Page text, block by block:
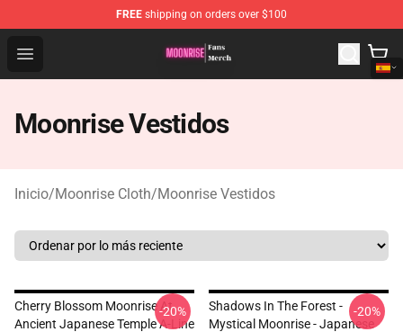
FREE shipping on orders over $100
Open menu
Moonrise Store - Official Moonrise Merchandise Shop
Moonrise Vestidos
Inicio/Moonrise Cloth/Moonrise Vestidos
Cherry Blossom Moonrise At
Ancient Japanese Temple A-Line
-20%
Shadows In The Forest -
Mystical Moonrise - Japanese
-20%